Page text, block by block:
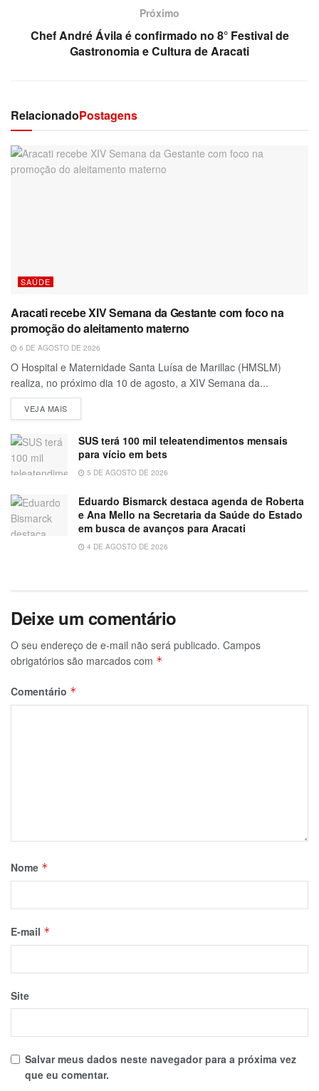
Próximo
Chef André Ávila é confirmado no 8° Festival de
Gastronomia e Cultura de Aracati
RelacionadoPostagens
SAÚDE
Aracati recebe XIV Semana da Gestante com foco na
promoção do aleitamento materno
6 DE AGOSTO DE 2026
O Hospital e Maternidade Santa Luísa de Marillac (HMSLM)
realiza, no próximo dia 10 de agosto, a XIV Semana da...
VEJA MAIS
SUS terá 100 mil teleatendimentos mensais
para vício em bets
5 DE AGOSTO DE 2026
Eduardo Bismarck destaca agenda de Roberta
e Ana Mello na Secretaria da Saúde do Estado
em busca de avanços para Aracati
4 DE AGOSTO DE 2026
Deixe um comentário
O seu endereço de e-mail não será publicado. Campos
obrigatórios são marcados com *
Comentário *
Nome *
E-mail *
Site
Salvar meus dados neste navegador para a próxima vez
que eu comentar.